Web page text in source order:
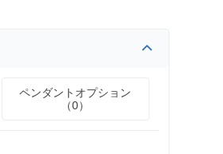
ペンダントオプション
（0）